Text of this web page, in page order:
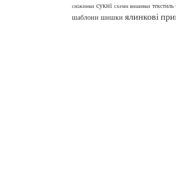
сніжинки сукні схеми вишивки текстиль
шаблони шишки ялинкові